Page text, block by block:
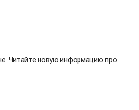
Читайте новую информацию про